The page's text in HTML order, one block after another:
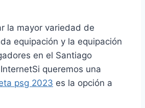
la mayor variedad de
equipación y la equipación
en el Santiago
queremos una
psg 2023 es la opción a